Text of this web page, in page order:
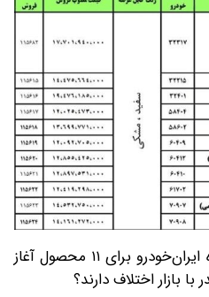
طرح فروش فوری و فوق‌العاده ایران‌خودرو برای ۱۱ محصول آغاز